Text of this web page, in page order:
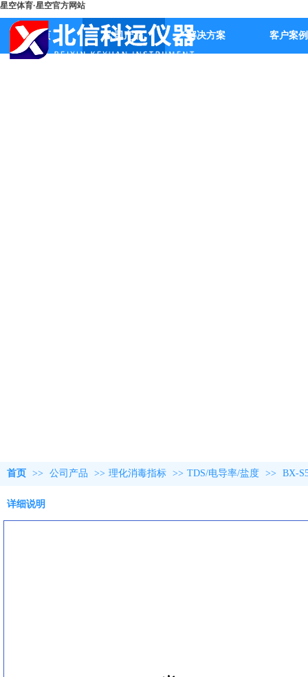
星空体育·星空官方网站
首页 公司产品 解决方案 客户案例
首页 >> 公司产品 >> 理化消毒指标 >> TDS/电导率/盐度 >> BX-
详细说明